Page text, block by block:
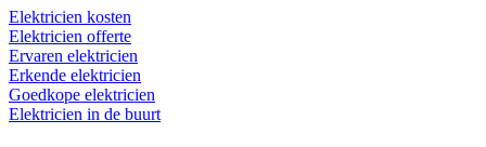
Elektricien kosten
Elektricien offerte
Ervaren elektricien
Erkende elektricien
Goedkope elektricien
Elektricien in de buurt